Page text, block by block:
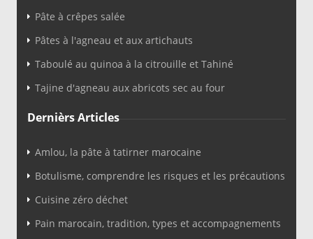
Pâte à crêpes salée
Pâtes à l'agneau et aux artichauts
Taboulé au quinoa à la citrouille et Tahiné
Tajine d'agneau aux abricots sec au four
Dernièrs Articles
Amlou, la pâte à tatirner marocaine
Botulisme, comprendre les risques et les précautions
Cuisine zéro déchet
Pain marocain, tradition, types et accompagnements